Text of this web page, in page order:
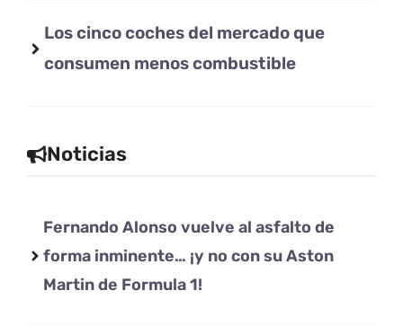
Los cinco coches del mercado que
consumen menos combustible
Noticias
Fernando Alonso vuelve al asfalto de
forma inminente… ¡y no con su Aston
Martin de Formula 1!